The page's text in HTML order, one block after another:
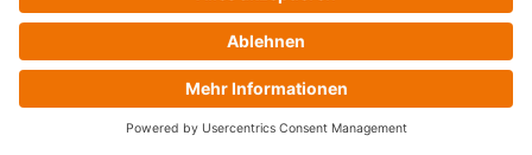
Videoüberwachung
Zubehör Videoüberwachung
Alle anzeigen